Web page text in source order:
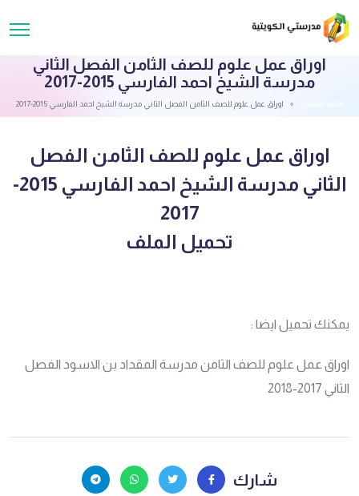
اوراق عمل علوم للصف الثامن الفصل الثاني
مدرسة الشيخ احمد الفارسي 2015-2017
اوراق عمل علوم للصف الثامن الفصل الثاني مدرسة الشيخ احمد الفارسي 2015-2017
اوراق عمل علوم للصف الثامن الفصل
الثاني مدرسة الشيخ احمد الفارسي 2015-
2017
تحميل الملف
يمكنك تحميل ايضا :
اوراق عمل علوم للصف الثامن مدرسة المقداد بن الاسود الفصل
الثاني 2017-2018
شارك